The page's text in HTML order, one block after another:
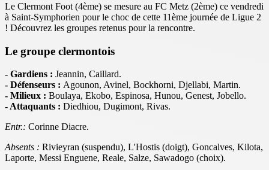
Le Clermont Foot (4ème) se mesure au FC Metz (2ème) ce vendredi
à Saint-Symphorien pour le choc de cette 11ème journée de Ligue 2
! Découvrez les groupes retenus pour la rencontre.
Le groupe clermontois
- Gardiens : Jeannin, Caillard.
- Défenseurs : Agounon, Avinel, Bockhorni, Djellabi, Martin.
- Milieux : Boulaya, Ekobo, Espinosa, Hunou, Genest, Jobello.
- Attaquants : Diedhiou, Dugimont, Rivas.
Entr.: Corinne Diacre.
Absents : Rivieyran (suspendu), L'Hostis (doigt), Goncalves, Kilota,
Laporte, Messi Enguene, Reale, Salze, Sawadogo (choix).